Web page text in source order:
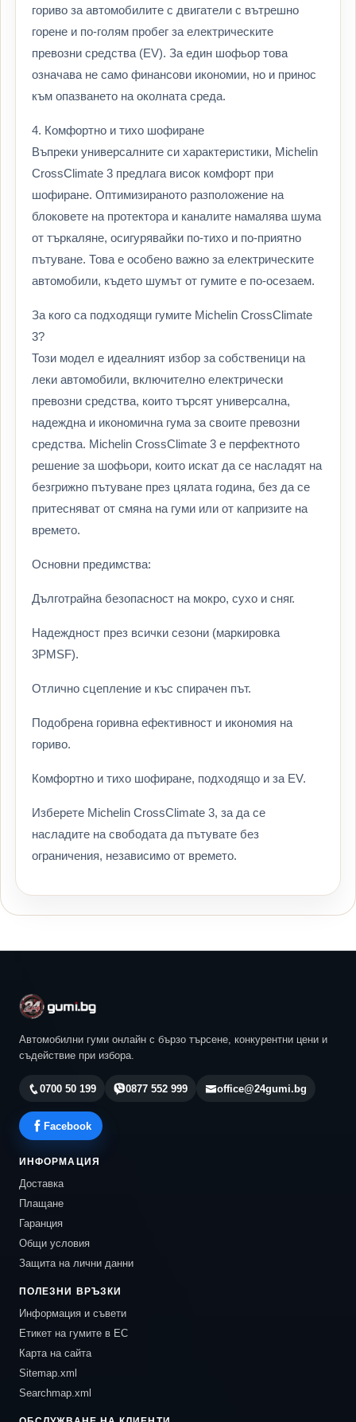
гориво за автомобилите с двигатели с вътрешно
горене и по-голям пробег за електрическите
превозни средства (EV). За един шофьор това
означава не само финансови икономии, но и принос
към опазването на околната среда.
4. Комфортно и тихо шофиране
Въпреки универсалните си характеристики, Michelin
CrossClimate 3 предлага висок комфорт при
шофиране. Оптимизираното разположение на
блоковете на протектора и каналите намалява шума
от търкаляне, осигурявайки по-тихо и по-приятно
пътуване. Това е особено важно за електрическите
автомобили, където шумът от гумите е по-осезаем.
За кого са подходящи гумите Michelin CrossClimate
3?
Този модел е идеалният избор за собственици на
леки автомобили, включително електрически
превозни средства, които търсят универсална,
надеждна и икономична гума за своите превозни
средства. Michelin CrossClimate 3 е перфектното
решение за шофьори, които искат да се насладят на
безгрижно пътуване през цялата година, без да се
притесняват от смяна на гуми или от капризите на
времето.
Основни предимства:
Дълготрайна безопасност на мокро, сухо и сняг.
Надеждност през всички сезони (маркировка
3PMSF).
Отлично сцепление и къс спирачен път.
Подобрена горивна ефективност и икономия на
гориво.
Комфортно и тихо шофиране, подходящо и за EV.
Изберете Michelin CrossClimate 3, за да се
насладите на свободата да пътувате без
ограничения, независимо от времето.
Автомобилни гуми онлайн с бързо търсене, конкурентни цени и
съдействие при избора.
0700 50 199 0877 552 999 office@24gumi.bg
Facebook
ИНФОРМАЦИЯ
Доставка
Плащане
Гаранция
Общи условия
Защита на лични данни
ПОЛЕЗНИ ВРЪЗКИ
Информация и съвети
Етикет на гумите в ЕС
Карта на сайта
Sitemap.xml
Searchmap.xml